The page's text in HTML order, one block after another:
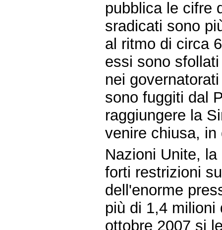
pubblica le cifre
sradicati sono
al ritmo di circa
essi sono
nei
sono fuggiti dal
raggiungere la
venire chiusa,
Nazioni Unite,
forti restrizioni
dell'enorme
più di 1,4 milioni
ottobre 2007 si